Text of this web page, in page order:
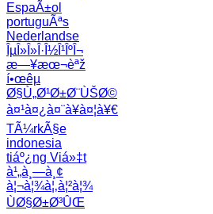
EspaÃ±ol
portuguÃªs
Nederlandse
ÎµÎ»Î»Î·Î½Î¹ÎºÎ¬
æ—¥æœ¬èªž
í•œêµ­
Ø§Ù„Ø¹Ø±Ø¨ÙŠØ©
à¤¹à¤¿à¤¨à¥à¤¦à¥€
TÃ¼rkÃ§e
indonesia
tiáº¿ng Viá»‡t
à¹„à¸—à¸¢
à¦¬à¦¾à¦‚à¦²à¦¾
ÙØ§Ø±Ø³ÛŒ